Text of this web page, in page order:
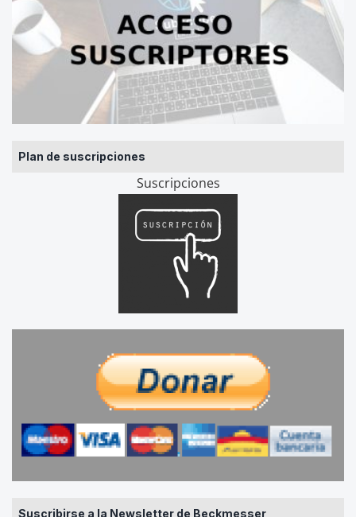
Plan de suscripciones
Suscripciones
Suscribirse a la Newsletter de Beckmesser